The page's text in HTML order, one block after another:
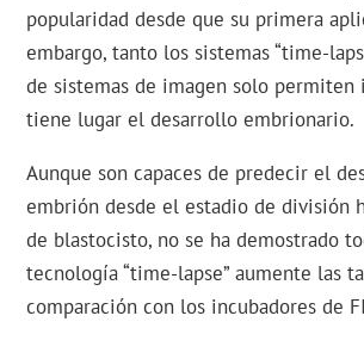
popularidad desde que su primera
embargo, tanto los sistemas “time-
de sistemas de imagen solo
tiene lugar el desarrollo embrionario.
Aunque son capaces de predecir el
embrión desde el estadio de división
de blastocisto, no se ha demostrado
tecnología “time-lapse” aumente las
comparación con los incubadores de